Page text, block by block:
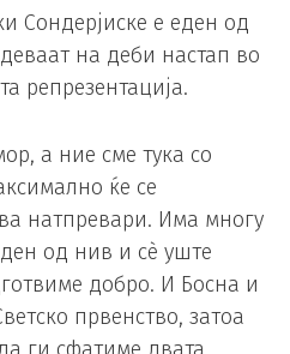
Сондерјиске е еден од
на деби настап во
репрезентација.
а ние сме тука со
ќе се
натпревари. Има многу
од нив и сè уште
добро. И Босна и
првенство, затоа